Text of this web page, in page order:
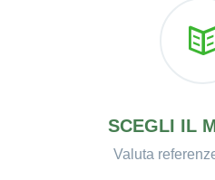
SCEGLI IL
Valuta